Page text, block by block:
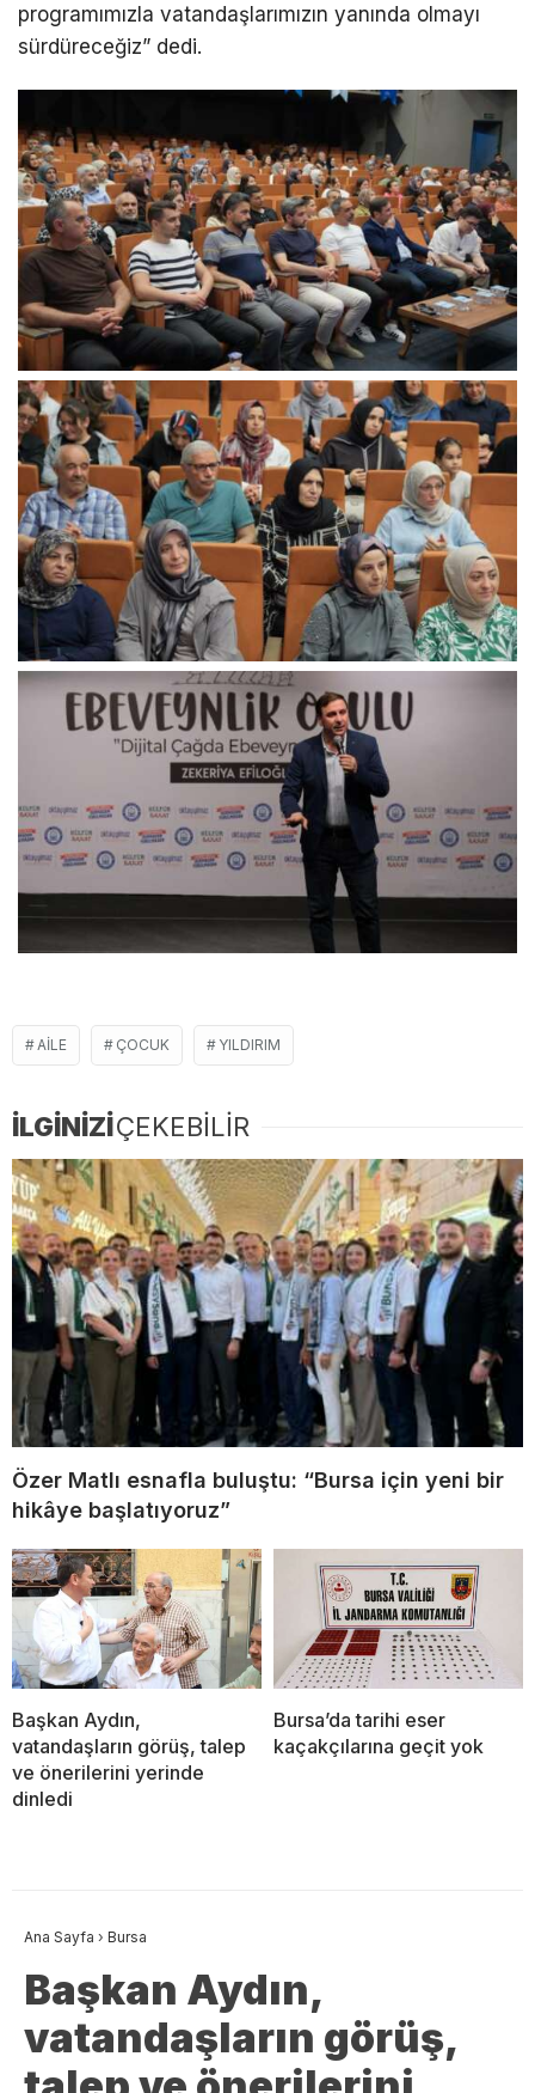
programımızla vatandaşlarımızın yanında olmayı
sürdüreceğiz” dedi.
AILE ÇOCUK YILDIRIM
İLGİNİZİÇEKEBİLİR
Özer Matlı esnafla buluştu: “Bursa için yeni bir
hikâye başlatıyoruz”
Başkan Aydın,
vatandaşların görüş, talep
ve önerilerini yerinde
dinledi
Bursa’da tarihi eser
kaçakçılarına geçit yok
Ana Sayfa › Bursa
Başkan Aydın,
vatandaşların görüş,